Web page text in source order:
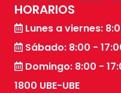
HORARIOS
Lunes a viernes:
Sábado: 8:00 -
Domingo: 8:00 -
1800 UBE-UBE